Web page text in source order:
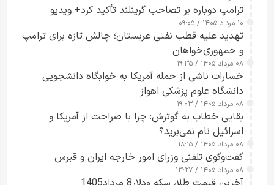
ترامپ دوباره بر تصاحب گرینلند تأکید کرد+ ویدیو
۱۰ مرداد ۱۴۰۵ / ۰۹:۰۵
تهدید علیه قطب نفتی عربستان؛ چالش تازه برای ترامپ
و جمهوری‌خواهان
۰۸ مرداد ۱۴۰۵ / ۱۹:۳۵
خسارات ناشی از حمله آمریکا به خوابگاه دانشجویی
دانشگاه علوم پزشکی اهواز
۰۸ مرداد ۱۴۰۵ / ۱۹:۰۳
بقایی خطاب به گوترش: چرا با صراحت از آمریکا و
اسرائیل نام نمی‌برید؟
۰۸ مرداد ۱۴۰۵ / ۱۸:۱۵
گفت‌وگوی تلفنی وزرای امور خارجه ایران و قبرس
۰۸ مرداد ۱۴۰۵ / ۱۳:۲۷